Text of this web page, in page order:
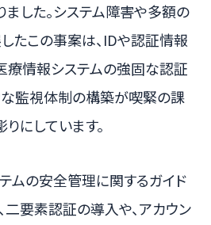
した。システム障害や多額の
たこの事案は、IDや認証情報
療情報システムの強固な認証
監視体制の構築が喫緊の課
にしています。
ムの安全管理に関するガイド
二要素認証の導入や、アカウン